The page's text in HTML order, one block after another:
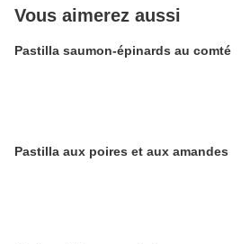
Vous aimerez aussi
Pastilla saumon-épinards au comté
Pastilla aux poires et aux amandes